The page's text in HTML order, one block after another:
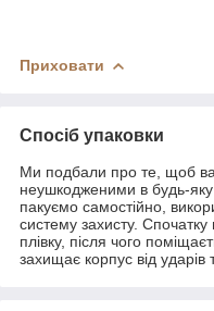
Приховати
Спосіб упаковки
Ми подбали про те, щоб
неушкодженими в будь-
пакуємо самостійно,
систему захисту. Спочатку
плівку, після чого
захищає корпус від